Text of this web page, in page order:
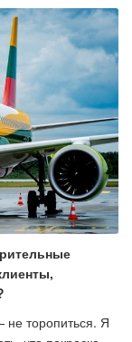
не торопиться. Я